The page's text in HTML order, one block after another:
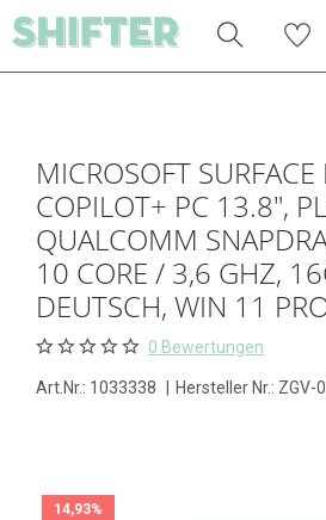
MICROSOFT
COPILOT+ PC 13.8",
QUALCOMM
10 CORE / 3,6 GHZ,
DEUTSCH, WIN 11
0 Bewertungen
Art.Nr.: 1033338 Hersteller Nr.: ZGV-
14,93%